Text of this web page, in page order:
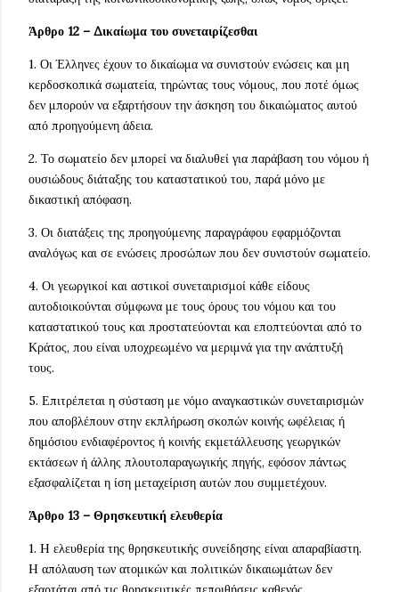
Άρθρο 12 – Δικαίωμα του συνεταιρίζεσθαι
1. Οι Έλληνες έχουν το δικαίωμα να συνιστούν ενώσεις και μη
κερδοσκοπικά σωματεία, τηρώντας τους νόμους, που ποτέ όμως
δεν μπορούν να εξαρτήσουν την άσκηση του δικαιώματος αυτού
από προηγούμενη άδεια.
2. Το σωματείο δεν μπορεί να διαλυθεί για παράβαση του νόμου ή
ουσιώδους διάταξης του καταστατικού του, παρά μόνο με
δικαστική απόφαση.
3. Οι διατάξεις της προηγούμενης παραγράφου εφαρμόζονται
αναλόγως και σε ενώσεις προσώπων που δεν συνιστούν σωματείο.
4. Οι γεωργικοί και αστικοί συνεταιρισμοί κάθε είδους
αυτοδιοικούνται σύμφωνα με τους όρους του νόμου και του
καταστατικού τους και προστατεύονται και εποπτεύονται από το
Κράτος, που είναι υποχρεωμένο να μεριμνά για την ανάπτυξή
τους.
5. Επιτρέπεται η σύσταση με νόμο αναγκαστικών συνεταιρισμών
που αποβλέπουν στην εκπλήρωση σκοπών κοινής ωφέλειας ή
δημόσιου ενδιαφέροντος ή κοινής εκμετάλλευσης γεωργικών
εκτάσεων ή άλλης πλουτοπαραγωγικής πηγής, εφόσον πάντως
εξασφαλίζεται η ίση μεταχείριση αυτών που συμμετέχουν.
Άρθρο 13 – Θρησκευτική ελευθερία
1. H ελευθερία της θρησκευτικής συνείδησης είναι απαραβίαστη.
H απόλαυση των ατομικών και πολιτικών δικαιωμάτων δεν